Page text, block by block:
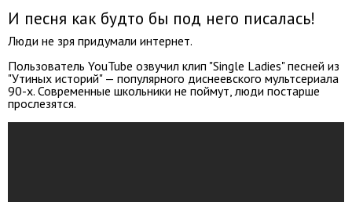
И песня как будто бы под него писалась!
Люди не зря придумали интернет.
Пользователь YouTube озвучил клип "Single Ladies" песней из
"Утиных историй" — популярного диснеевского мультсериала
90-х. Современные школьники не поймут, люди постарше
прослезятся.